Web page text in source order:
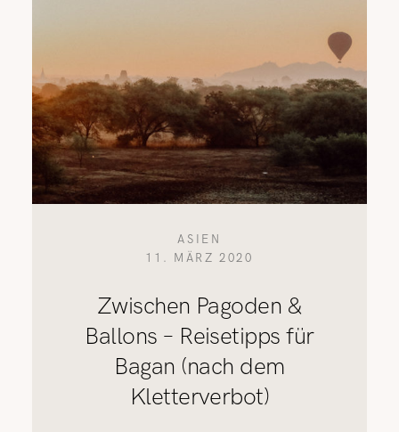
ASIEN
11. MÄRZ 2020
Zwischen Pagoden &
Ballons – Reisetipps für
Bagan (nach dem
Kletterverbot)